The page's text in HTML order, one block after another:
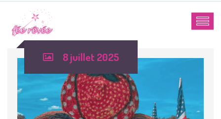
8 juillet 2025